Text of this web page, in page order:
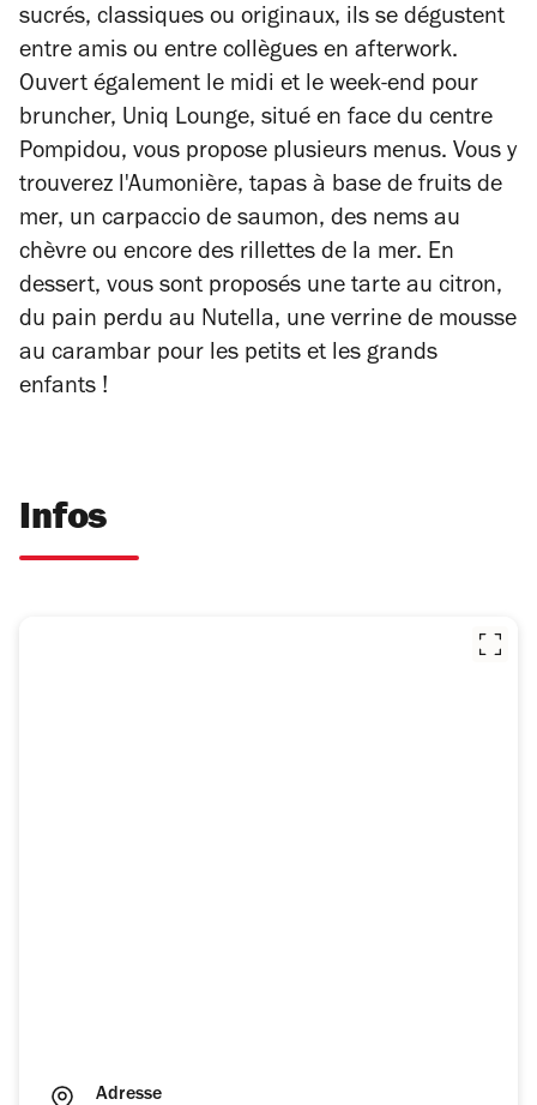
sucrés, classiques ou originaux, ils se dégustent
entre amis ou entre collègues en afterwork.
Ouvert également le midi et le week-end pour
bruncher, Uniq Lounge, situé en face du centre
Pompidou, vous propose plusieurs menus. Vous y
trouverez l'Aumonière, tapas à base de fruits de
mer, un carpaccio de saumon, des nems au
chèvre ou encore des rillettes de la mer. En
dessert, vous sont proposés une tarte au citron,
du pain perdu au Nutella, une verrine de mousse
au carambar pour les petits et les grands
enfants !
Infos
Adresse